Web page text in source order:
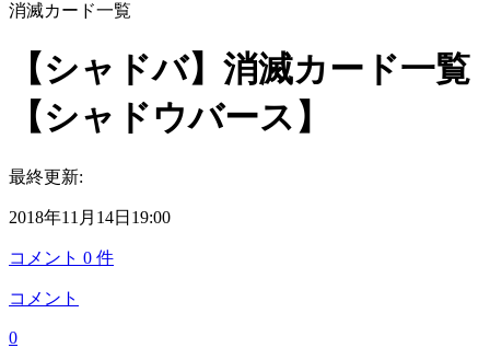
消滅カード一覧
【シャドバ】消滅カード一覧
【シャドウバース】
最終更新:
2018年11月14日19:00
コメント 0 件
コメント
0